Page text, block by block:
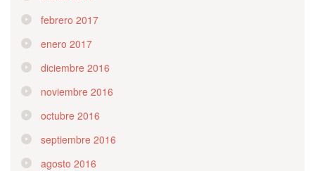
febrero 2017
enero 2017
diciembre 2016
noviembre 2016
octubre 2016
septiembre 2016
agosto 2016